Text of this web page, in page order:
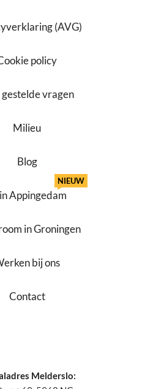
(AVG)
policy
gestelde vragen
Milieu
Blog
Appingedam
NIEUW
in Groningen
bij ons
Contact
Melderslo: